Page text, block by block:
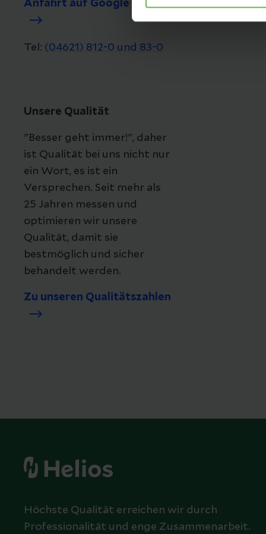
Anfahrt auf Google Maps
Tel: (04621) 812-0 und 83-0
Unsere Qualität
"Besser geht immer!", daher
ist Qualität bei uns nicht nur
ein Wort, es ist ein
Versprechen. Seit mehr als
25 Jahren messen und
optimieren wir unsere
Qualität, damit sie
bestmöglich und sicher
behandelt werden.
Zu unseren Qualitätszahlen
Höchste Qualität erreichen wir durch
Professionalität und enge Zusammenarbeit.